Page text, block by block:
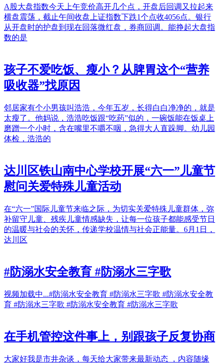
A股大盘指数今天上午竞价高开几个点，开盘后回调又拉起来
横盘震荡，截止午间收盘上证指数下跌1个点收4056点。银行
从开盘时的护盘到现在回落微红盘，券商回调。能挣起大盘指
数的是
孩子不爱吃饭、瘦小？从脾胃这个“营养
吸收器”找原因
邻居家有个小男孩叫浩浩，今年五岁，长得白白净净的，就是
太瘦了。他妈说，浩浩吃饭跟“吃药”似的，一碗饭能在饭桌上
磨蹭一个小时，含在嘴里不嚼不咽，急得大人直跺脚。幼儿园
体检，浩浩的
达川区铁山南中心学校开展“六一”儿童节
慰问关爱特殊儿童活动
在“六一”国际儿童节来临之际，为切实关爱特殊儿童群体，弥
补留守儿童、残疾儿童情感缺失，让每一位孩子都能感受节日
的温暖与社会的关怀，传递学校温情与社会正能量。6月1日，
达川区
#防溺水安全教育 #防溺水三字歌
视频加载中...#防溺水安全教育 #防溺水三字歌 #防溺水安全教
育 #防溺水三字歌 #防溺水安全教育 #防溺水三字歌
在手机管控这件事上，别跟孩子反复协商
大家好我是市井杂谈，每天给大家带来最新动态 ，内容随缘